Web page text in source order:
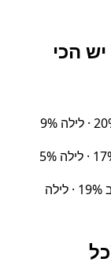
הכי
בוקר 37% · צהריים 35% · ערב 19% · לילה